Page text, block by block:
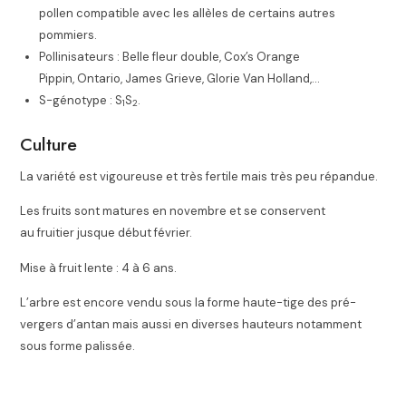
pollen compatible avec les allèles de certains autres
pommiers.
Pollinisateurs : Belle fleur double, Cox’s Orange
Pippin, Ontario, James Grieve, Glorie Van Holland,…
S-génotype : S1S2.
Culture
La variété est vigoureuse et très fertile mais très peu répandue.
Les fruits sont matures en novembre et se conservent
au fruitier jusque début février.
Mise à fruit lente : 4 à 6 ans.
L’arbre est encore vendu sous la forme haute-tige des pré-
vergers d’antan mais aussi en diverses hauteurs notamment
sous forme palissée.